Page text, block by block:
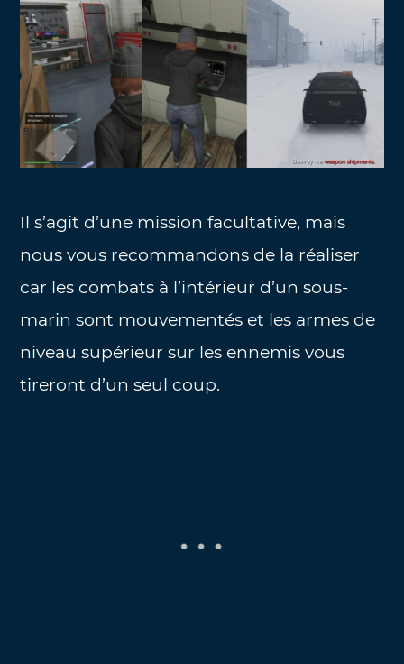
Il s’agit d’une mission facultative, mais
nous vous recommandons de la réaliser
car les combats à l’intérieur d’un sous-
marin sont mouvementés et les armes de
niveau supérieur sur les ennemis vous
tireront d’un seul coup.